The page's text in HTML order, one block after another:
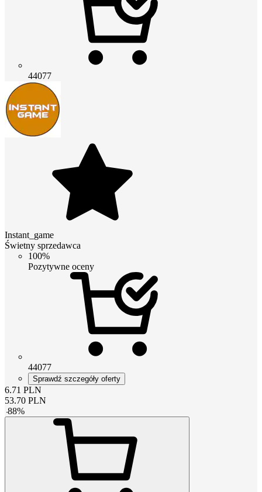
44077
Instant_game
Świetny sprzedawca
100%
Pozytywne oceny
44077
Sprawdź szczegóły oferty
6.71 PLN
53.70 PLN
-88%